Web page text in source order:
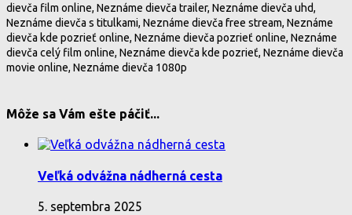
dievča film online, Neznáme dievča trailer, Neznáme dievča uhd,
Neznáme dievča s titulkami, Neznáme dievča free stream, Neznáme
dievča kde pozrieť online, Neznáme dievča pozrieť online, Neznáme
dievča celý film online, Neznáme dievča kde pozrieť, Neznáme dievča
movie online, Neznáme dievča 1080p
Môže sa Vám ešte páčiť...
Veľká odvážna nádherná cesta
5. septembra 2025